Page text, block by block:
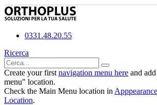
0331.48.20.55
Ricerca
Create your first navigation menu here and
menu" location.
Check the Main Menu location in
Location.